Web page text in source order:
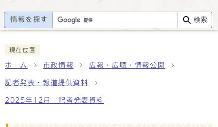
情報を探す 検索
現在位置
ホーム 市政情報 広報・広聴・情報公開
記者発表・報道提供資料
2025年12月 記者発表資料